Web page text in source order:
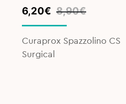
8,90€
Original
price
8,90€.
6,20€
Current
price
6,20€.
Curaprox Spazzolino CS
Surgical